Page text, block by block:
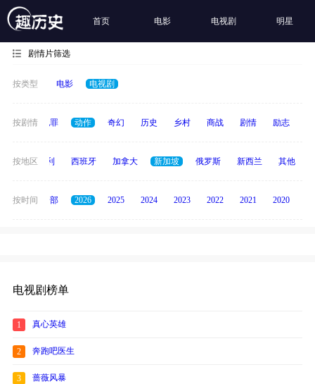
首页 电影 电视剧 明星
剧情片筛选
按类型 电影 电视剧
按剧情
偶像 犯罪 动作 奇幻 历史 乡村 商战 剧情 励志
按地区
度 意大利 西班牙 加拿大 新加坡 俄罗斯 新西兰 其他
按时间 全部 2026 2025 2024 2023 2022 2021 2020
电视剧榜单
1 真心英雄
2 奔跑吧医生
3 蔷薇风暴